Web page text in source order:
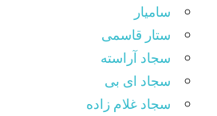
سامیار
ستار قاسمی
سجاد آراسته
سجاد ای بی
سجاد غلام زاده